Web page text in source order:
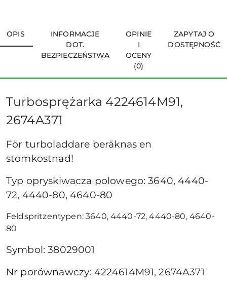
OPIS
INFORMACJE
DOT.
BEZPIECZEŃSTWA
OPINIE
I
OCENY
(0)
ZAPYTAJ O
DOSTĘPNOŚĆ
Turbosprężarka 4224614M91,
2674A371
För turboladdare beräknas en
stomkostnad!
Typ opryskiwacza polowego: 3640, 4440-
72, 4440-80, 4640-80
Feldspritzentypen: 3640, 4440-72, 4440-80, 4640-
80
Symbol: 38029001
Nr porównawczy: 4224614M91, 2674A371